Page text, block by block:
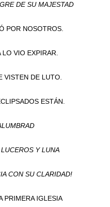
DE SU MAJESTAD
POR NOSOTROS.
LO VIO EXPIRAR.
VISTEN DE LUTO.
ESTÁN.
Y LUNA
CON SU CLARIDAD!
PRIMERA IGLESIA